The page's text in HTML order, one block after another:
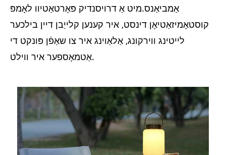
אַמביאַנס.מיט אַ דרויסנדיק פּאָרטאַטיוו לאָמפּ
קוסטאָמיזאַטיאָן דינסט, איר קענען קלייַבן דיין בילכער
לייטינג ווירקונג, אַלאַוינג איר צו שאַפֿן פּונקט די
אַטמאָספער איר ווילט.